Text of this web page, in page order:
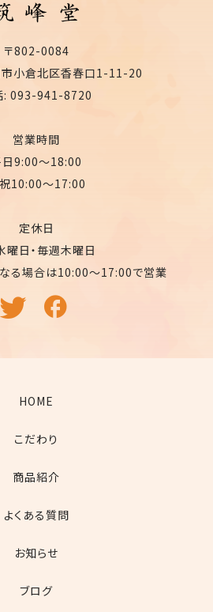
〒802-0084
小倉北区香春口1-11-20
: 093-941-8720
営業時間
9:00〜18:00
10:00〜17:00
定休日
曜日・毎週木曜日
る場合は10:00〜17:00で営業
HOME
こだわり
商品紹介
よくある質問
お知らせ
ブログ